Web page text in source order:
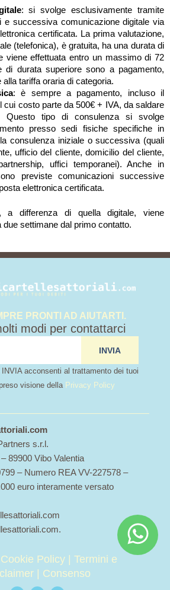
: si svolge esclusivamente tramite
e successiva comunicazione digitale via
certificata. La prima valutazione,
(telefonica), è gratuita, ha una durata di
viene effettuata entro un massimo di 72
di durata superiore sono a pagamento,
tariffa oraria di categoria.
: è sempre a pagamento, incluso il
cui costo parte da 500€ + IVA, da saldare
Questo tipo di consulenza si svolge
presso sedi fisiche specifiche in
consulenza iniziale o successiva (quali
ufficio del cliente, domicilio del cliente,
uffici temporanei). Anche in
previste comunicazioni successive
elettronica certificata.
a differenza di quella digitale, viene
settimane dal primo contatto.
PRONTI AD AIUTARTI.
modi per contattarci
INVIA
acconsenti al trattamento dei tuoi
visione della Privacy Policy
s.r.l.
89900 Vibo Valentia
– Numero REA VV-227578 –
euro interamente versato
Cookie Policy | Termini e
| Consenso